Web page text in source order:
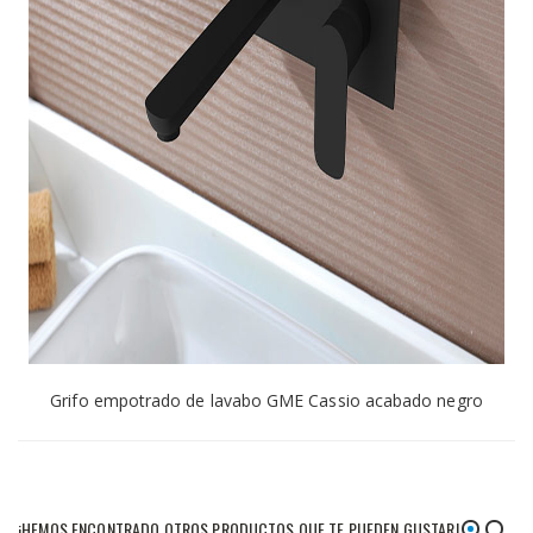
Grifo empotrado de lavabo GME Cassio acabado negro